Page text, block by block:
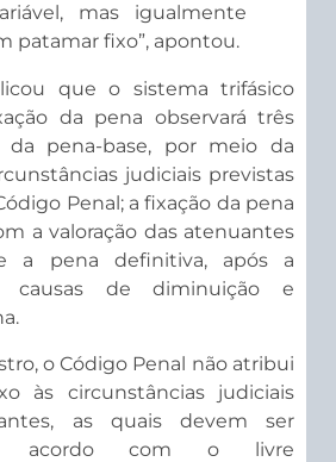
mas igualmente
patamar fixo”, apontou.
que o sistema trifásico
da pena observará três
da pena-base, por meio da
judiciais previstas
Penal; a fixação da pena
a valoração das atenuantes
a pena definitiva, após a
causas de diminuição e
o Código Penal não atribui
às circunstâncias judiciais
as quais devem ser
acordo com o livre